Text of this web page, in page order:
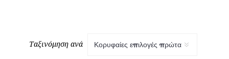
Ταξινόμηση ανά